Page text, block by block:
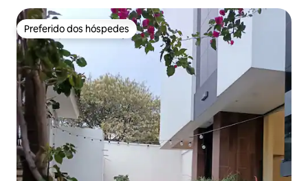
Preferido dos hóspedes
Preferido dos hóspedes